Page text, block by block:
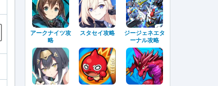
アークナイツ攻
略
スタセイ攻略
ジージェネエタ
ーナル攻略